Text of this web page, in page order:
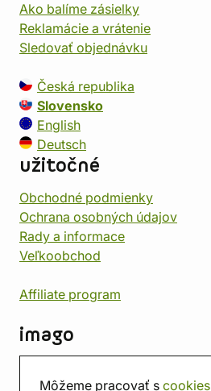
Môžeme pracovať s cookies
Ako balíme zásielky
Reklamácie a vrátenie
Sledovať objednávku
Česká republika
Slovensko
English
Deutsch
užitočné
Obchodné podmienky
Ochrana osobných údajov
Rady a informace
Veľkoobchod
Affiliate program
imago
Predajňa